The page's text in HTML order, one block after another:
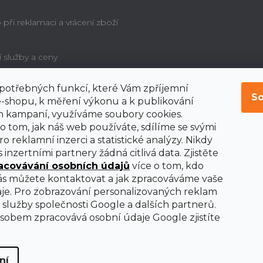
funkcí, které Vám zpříjemní
shopu, k měření výkonu a k publikování
kampaní, využíváme soubory cookies.
tom, jak náš web používáte, sdílíme se svými
reklamní inzerci a statistické analýzy. Nikdy
inzertními partnery žádná citlivá data. Zjistěte
osobních údajů více o tom, kdo
můžete kontaktovat a jak zpracováváme vaše
Pro zobrazování personalizovaných reklam
společnosti Google a dalších partnerů.
zpracovává osobní údaje Google zjistíte
při reklamaci a vrácení zboží
služby a ceny
poučení o právu
na odstoupení od